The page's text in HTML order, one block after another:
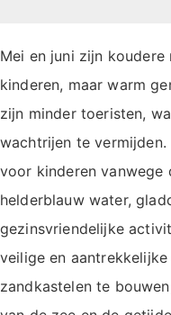
Mei en juni zijn
kinderen, maar warm
zijn minder toeristen,
wachtrijen te
voor kinderen vanwege
helderblauw water,
gezinsvriendelijke
veilige en
zandkastelen te